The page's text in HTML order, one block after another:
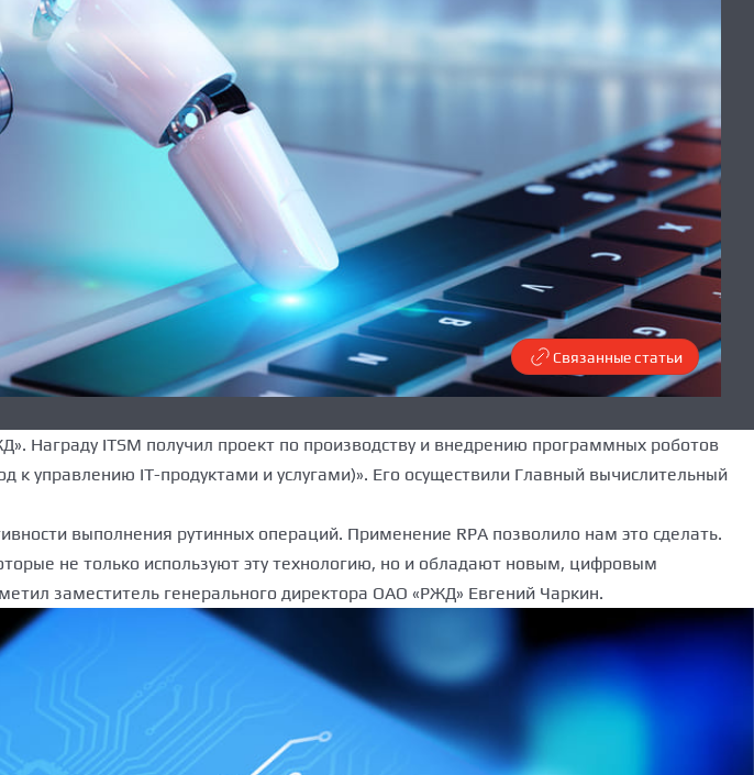
Связанные статьи
Награду ITSM получил проект по производству и внедрению программных роботов
к управлению IT-продуктами и услугами)». Его осуществили Главный вычислительный
выполнения рутинных операций. Применение RPA позволило нам это сделать.
не только используют эту технологию, но и обладают новым, цифровым
заместитель генерального директора ОАО «РЖД» Евгений Чаркин.